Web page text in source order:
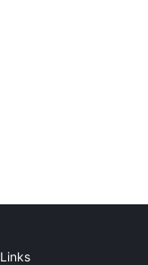
Links